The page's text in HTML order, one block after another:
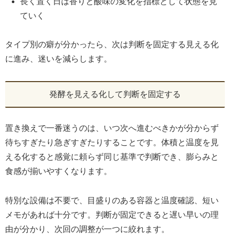
ていく
タイプ別の癖が分かったら、次は判断を固定する見える化
に進み、迷いを減らします。
発酵を見える化して判断を固定する
置き換えで一番迷うのは、いつ次へ進むべきかが分からず
待ちすぎたり急ぎすぎたりすることです。体積と温度を見
える化すると感覚に頼らず同じ基準で判断でき、膨らみと
食感が揃いやすくなります。
特別な設備は不要で、目盛りのある容器と温度確認、短い
メモがあれば十分です。判断が固定できると遅い早いの理
由が分かり、次回の調整が一つに絞れます。